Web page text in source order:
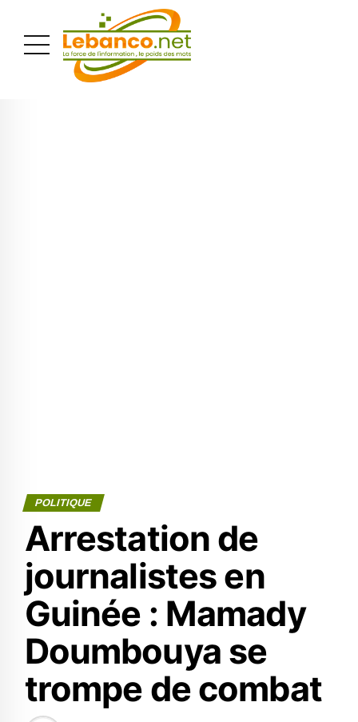
POLITIQUE
Arrestation de
journalistes en
Guinée : Mamady
Doumbouya se
trompe de combat